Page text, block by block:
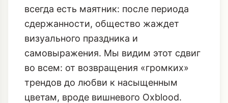
всегда есть маятник: после периода
сдержанности, общество жаждет
визуального праздника и
самовыражения. Мы видим этот сдвиг
во всем: от возвращения «громких»
трендов до любви к насыщенным
цветам, вроде вишневого Oxblood.